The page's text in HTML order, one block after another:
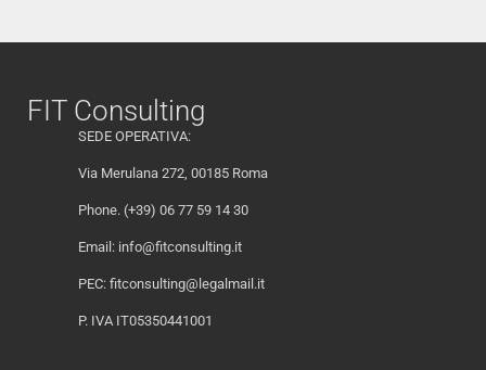
FIT Consulting
SEDE OPERATIVA:
Via Merulana 272, 00185 Roma
Phone. (+39) 06 77 59 14 30
Email: info@fitconsulting.it
PEC: fitconsulting@legalmail.it
P. IVA IT05350441001